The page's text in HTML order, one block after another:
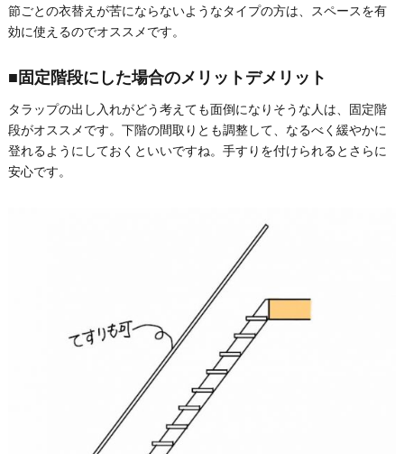
節ごとの衣替えが苦にならないようなタイプの方は、スペースを有
効に使えるのでオススメです。
■固定階段にした場合のメリットデメリット
タラップの出し入れがどう考えても面倒になりそうな人は、固定階
段がオススメです。下階の間取りとも調整して、なるべく緩やかに
登れるようにしておくといいですね。手すりを付けられるとさらに
安心です。